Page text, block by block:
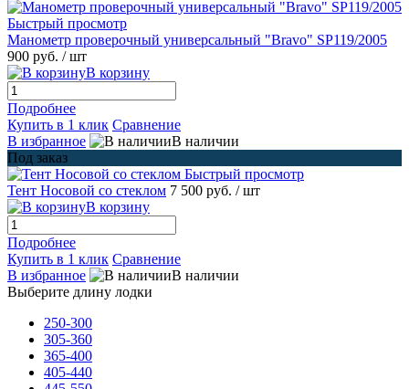
Быстрый просмотр
Манометр проверочный универсальный "Bravo" SP119/2005
900 руб. / шт
В корзину
Подробнее
Купить в 1 клик Сравнение
В избранное
В наличии
Под заказ
Быстрый просмотр
Тент Носовой со стеклом 7 500 руб. / шт
В корзину
Подробнее
Купить в 1 клик Сравнение
В избранное
В наличии
Выберите длину лодки
250-300
305-360
365-400
405-440